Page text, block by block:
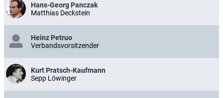
Hans-Georg Panczak
Matthias Deckstein
Heinz Petruo
Verbandsvorsitzender
Kurt Pratsch-Kaufmann
Sepp Löwinger